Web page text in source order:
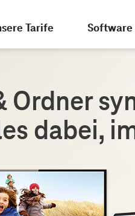
Tarife Software
Ordner
dabei,